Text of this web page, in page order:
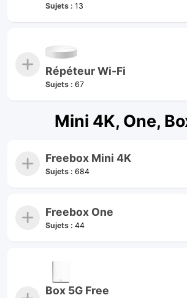
Sujets : 13
Répéteur Wi-Fi
Sujets : 67
Mini 4K, One,
Freebox Mini 4K
Sujets : 684
Freebox One
Sujets : 44
Box 5G Free